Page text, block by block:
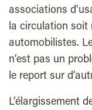
associations
la circulation soit
automobilistes.
n’est pas un
le report sur
L’élargissement